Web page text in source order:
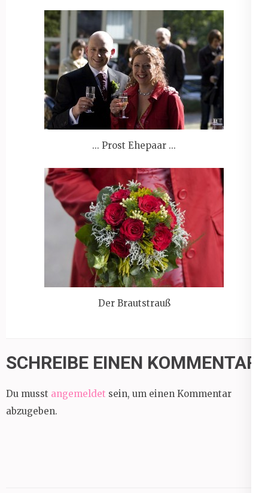
... Prost Ehepaar ...
Der Brautstrauß
SCHREIBE EINEN KOMMENTAR
Du musst angemeldet sein, um einen Kommentar
abzugeben.